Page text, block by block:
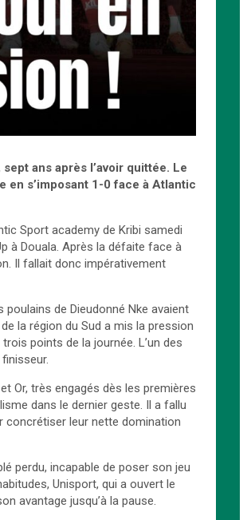
ans après l’avoir quittée. Le
en s’imposant 1-0 face à Atlantic
Sport academy de Kribi samedi
à Douala. Après la défaite face à
Il fallait donc impérativement
de Dieudonné Nke avaient
la région du Sud a mis la pression
points de la journée. L’un des
Or, très engagés dès les premières
dans le dernier geste. Il a fallu
concrétiser leur nette domination
perdu, incapable de poser son jeu
Unisport, qui a ouvert le
avantage jusqu’à la pause.